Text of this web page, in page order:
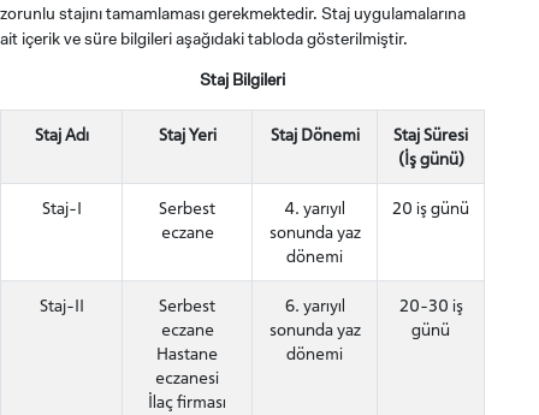
zorunlu stajını tamamlaması gerekmektedir. Staj uygulamalarına
ait içerik ve süre bilgileri aşağıdaki tabloda gösterilmiştir.
Staj Bilgileri
Staj Adı Staj Yeri Staj Dönemi
Staj Süresi
(İş günü)
Staj-I
Serbest
eczane
4. yarıyıl
sonunda yaz
dönemi
20 iş günü
Staj-II
Serbest
eczane
Hastane
eczanesi
İlaç firması
6. yarıyıl
sonunda yaz
dönemi
20-30 iş
günü